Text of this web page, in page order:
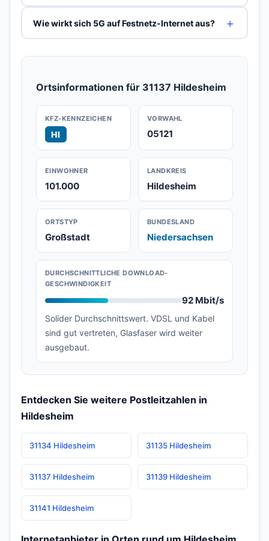
Wie wirkt sich 5G auf Festnetz-Internet aus?
Ortsinformationen für 31137 Hildesheim
KFZ-KENNZEICHEN
HI
VORWAHL
05121
EINWOHNER
101.000
LANDKREIS
Hildesheim
ORTSTYP
Großstadt
BUNDESLAND
Niedersachsen
DURCHSCHNITTLICHE DOWNLOAD-
GESCHWINDIGKEIT
92 Mbit/s
Solider Durchschnittswert. VDSL und Kabel
sind gut vertreten, Glasfaser wird weiter
ausgebaut.
Entdecken Sie weitere Postleitzahlen in
Hildesheim
31134 Hildesheim 31135 Hildesheim
31137 Hildesheim 31139 Hildesheim
31141 Hildesheim